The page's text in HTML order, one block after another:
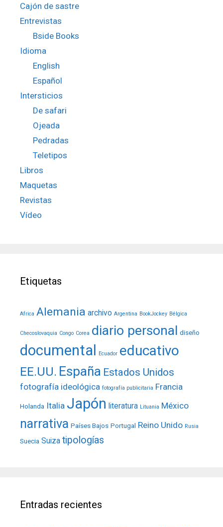
Cajón de sastre
Entrevistas
Bside Books
Idioma
English
Español
Intersticios
De safari
Ojeada
Pedradas
Teletipos
Libros
Maquetas
Revistas
Vídeo
Etiquetas
Africa Alemania archivo Argentina BookJockey Bélgica
Checoslovaquia Congo Corea diario personal diseño
documental Ecuador educativo
EE.UU. España Estados Unidos
fotografía ideológica fotografía publicitaria Francia
Holanda Italia Japón literatura Lituania México
narrativa Países Bajos Portugal Reino Unido Rusia
Suecia Suiza tipologías
Entradas recientes